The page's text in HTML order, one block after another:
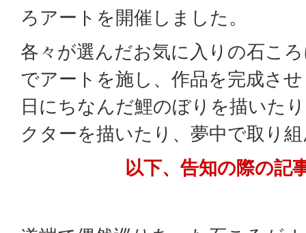
ろアートを開催しました。
各々が選んだお気に入りの石こ
でアートを施し、作品を完成さ
日にちなんだ鯉のぼりを描いた
クターを描いたり、夢中で取り
以下、告知の際の記